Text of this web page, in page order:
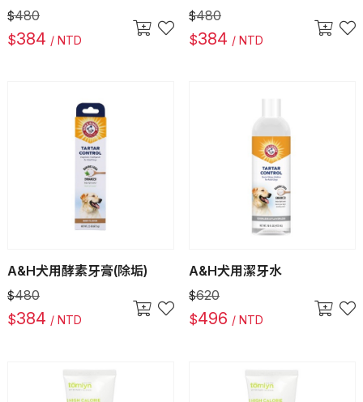
$480
$384 / NTD
$480
$384 / NTD
A&H犬用酵素牙膏(除垢)
$480
$384 / NTD
A&H犬用潔牙水
$620
$496 / NTD